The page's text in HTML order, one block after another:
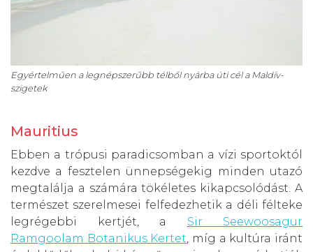
Egyértelműen a legnépszerűbb télből nyárba úti cél a Maldív-
szigetek
Mauritius
Ebben a trópusi paradicsomban a vízi sportoktól
kezdve a fesztelen ünnepségekig minden utazó
megtalálja a számára tökéletes kikapcsolódást. A
természet szerelmesei felfedezhetik a déli félteke
legrégebbi kertjét, a Sir Seewoosagur
Ramgoolam Botanikus Kertet, míg a kultúra iránt